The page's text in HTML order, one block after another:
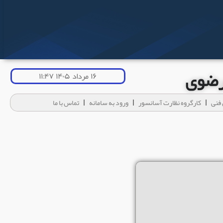
۱۶ مرداد ۱۴۰۵ ۱۱:۴۷
کارگروه نظارت آسانسور ورود به سامانه تماس با ما